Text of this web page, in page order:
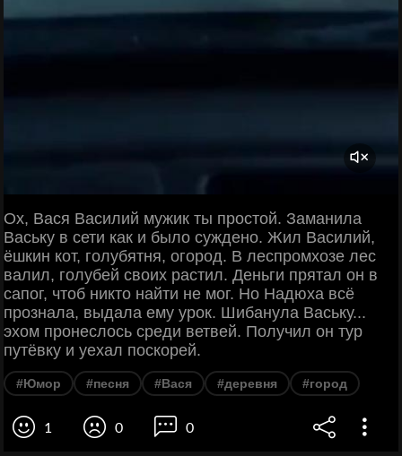
Ох, Вася Василий мужик ты простой. Заманила
Ваську в сети как и было суждено. Жил Василий,
ёшкин кот, голубятня, огород. В леспромхозе лес
валил, голубей своих растил. Деньги прятал он в
сапог, чтоб никто найти не мог. Но Надюха всё
прознала, выдала ему урок. Шибанула Ваську...
эхом пронеслось среди ветвей. Получил он тур
путёвку и уехал поскорей.
#Юмор #песня #Вася #деревня #город
1 0 0